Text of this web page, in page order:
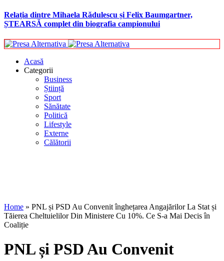
Relația dintre Mihaela Rădulescu și Felix Baumgartner,
ȘTEARSĂ complet din biografia campionului
Acasă
Categorii
Business
Știință
Sport
Sănătate
Politică
Lifestyle
Externe
Călătorii
Home » PNL și PSD Au Convenit înghețarea Angajărilor La Stat și
Tăierea Cheltuielilor Din Ministere Cu 10%. Ce S-a Mai Decis în
Coaliție
PNL și PSD Au Convenit